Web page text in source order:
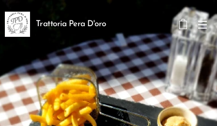
Trattoria Pera D'oro